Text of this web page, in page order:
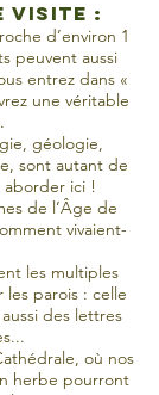
visite :
d’environ 1
peuvent aussi
entrez dans «
une véritable
géologie,
sont autant de
aborder ici !
de l’Âge de
vivaient-
les multiples
les parois : celle
des lettres
où nos
herbe pourront